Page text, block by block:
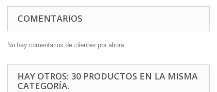
COMENTARIOS
No hay comentarios de clientes por ahora.
HAY OTROS: 30 PRODUCTOS EN LA MISMA
CATEGORÍA.